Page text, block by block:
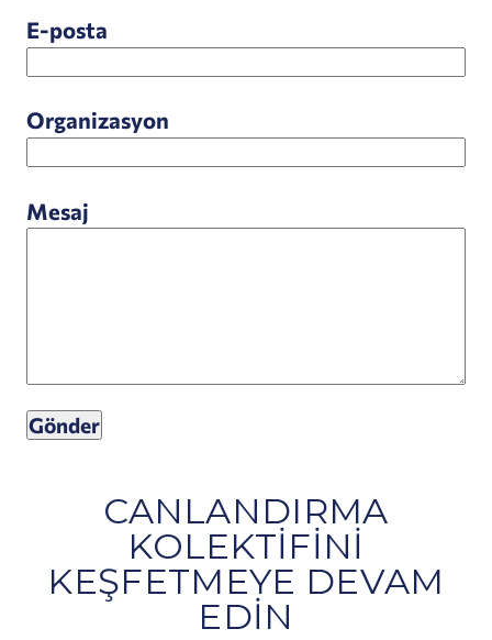
E-posta
Organizasyon
Mesaj
CANLANDIRMA
KOLEKTIFINI
KEŞFETMEYE DEVAM
EDIN